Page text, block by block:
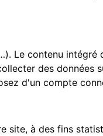
Le contenu intégré
des données
d'un compte
site, à des fins